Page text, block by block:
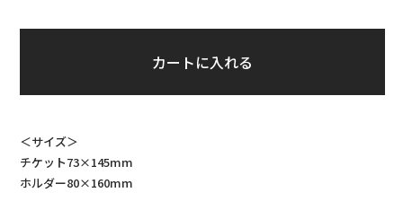
カートに入れる
＜サイズ＞
チケット73×145mm
ホルダー80×160mm